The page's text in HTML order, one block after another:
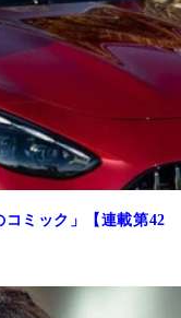
ミック」【連載第42